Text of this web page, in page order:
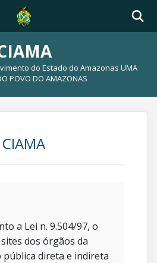
do Estado do Amazonas UMA
POVO DO AMAZONAS
CIAMA
a Lei n. 9.504/97, o
dos órgãos da
pública direta e indireta